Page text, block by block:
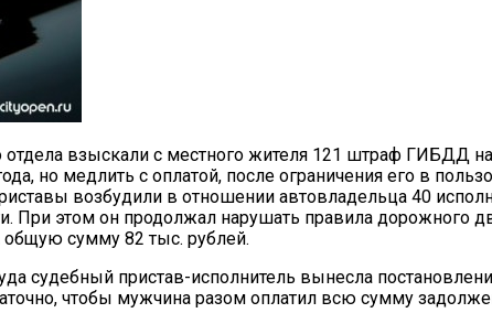
отдела взыскали с местного жителя 121 штраф ГИБДД
но медлить с оплатой, после ограничения его в
возбудили в отношении автовладельца 40
При этом он продолжал нарушать правила
общую сумму 82 тыс. рублей.
судебный пристав-исполнитель вынесла
чтобы мужчина разом оплатил всю сумму